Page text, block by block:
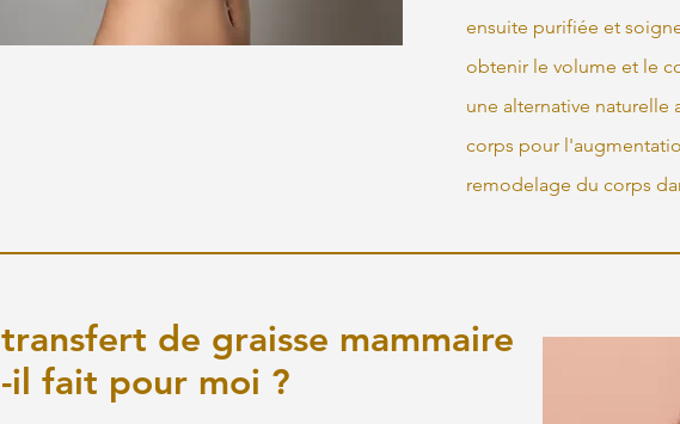
ensuite purifiée et
obtenir le volume et le
une alternative naturelle
corps pour
remodelage du corps
de graisse mammaire
il fait pour moi ?